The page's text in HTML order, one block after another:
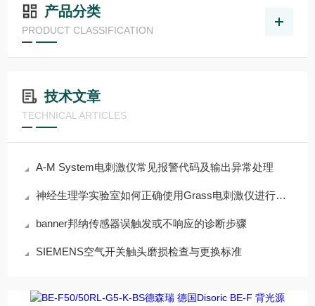
产品分类
PRODUCT CLASSIFICATION
技术文章
TECHNICAL ARTICLES
A-M System电刺激仪常见报警代码及输出异常处理
神经生理学实验室如何正确使用Grass电刺激仪进行组织刺激
banner邦纳传感器误触发或不响应的诊断步骤
SIEMENS空气开关触头磨损检查与更换标准